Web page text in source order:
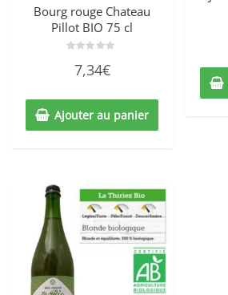
Bourg rouge Chateau
Pillot BIO 75 cl
sur
7,34€
Ajouter au panier